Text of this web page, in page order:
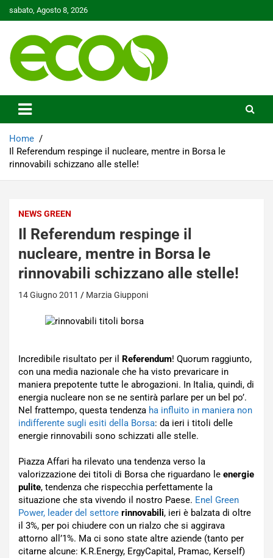
to
sabato, Agosto 8, 2026
Ecoo.it
Home
Il Referendum respinge il nucleare, mentre in Borsa le
rinnovabili schizzano alle stelle!
NEWS GREEN
Il Referendum respinge il
nucleare, mentre in Borsa le
rinnovabili schizzano alle stelle!
14 Giugno 2011 Marzia Giupponi
Incredibile risultato per il Referendum! Quorum raggiunto,
con una media nazionale che ha visto prevaricare in
maniera prepotente tutte le abrogazioni. In Italia, quindi, di
energia nucleare non se ne sentirà parlare per un bel po’.
Nel frattempo, questa tendenza ha influito in maniera non
indifferente sugli esiti della Borsa: da ieri i titoli delle
energie rinnovabili sono schizzati alle stelle.
Piazza Affari ha rilevato una tendenza verso la
valorizzazione dei titoli di Borsa che riguardano le energie
pulite, tendenza che rispecchia perfettamente la
situazione che sta vivendo il nostro Paese. Enel Green
Power, leader del settore rinnovabili, ieri è balzata di oltre
il 3%, per poi chiudere con un rialzo che si aggirava
attorno all’1%. Ma ci sono state altre aziende (tanto per
citarne alcune: K.R.Energy, ErgyCapital, Pramac, Kerself)